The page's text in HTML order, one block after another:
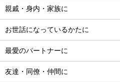
親戚・身内・家族に
お世話になっているかたに
最愛のパートナーに
友達・同僚・仲間に